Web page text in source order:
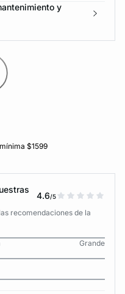
y
$1599
4.6/5
recomendaciones de la
Grande